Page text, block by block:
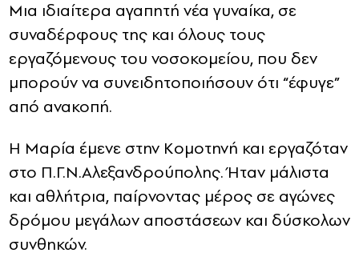
Μια ιδιαίτερα αγαπητή νέα γυναίκα, σε
συναδέρφους της και όλους τους
εργαζόμενους του νοσοκομείου, που δεν
μπορούν να συνειδητοποιήσουν ότι “έφυγε”
από ανακοπή.
Η Μαρία έμενε στην Κομοτηνή και εργαζόταν
στο Π.Γ.Ν.Αλεξανδρούπολης. Ήταν μάλιστα
και αθλήτρια, παίρνοντας μέρος σε αγώνες
δρόμου μεγάλων αποστάσεων και δύσκολων
συνθηκών.